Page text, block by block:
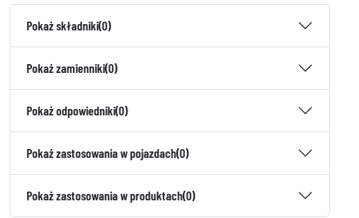
Pokaż składniki(0)
Pokaż zamienniki(0)
Pokaż odpowiedniki(0)
Pokaż zastosowania w pojazdach(0)
Pokaż zastosowania w produktach(0)